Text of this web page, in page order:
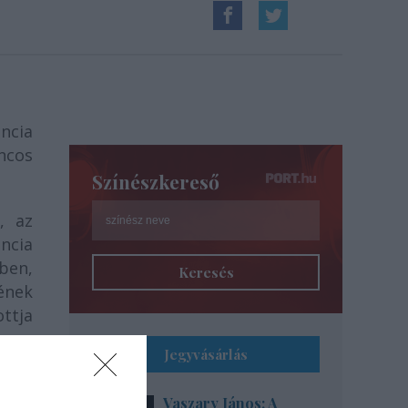
az
Színészkereső
Keresés
Jegyvásárlás
Vaszary János: A